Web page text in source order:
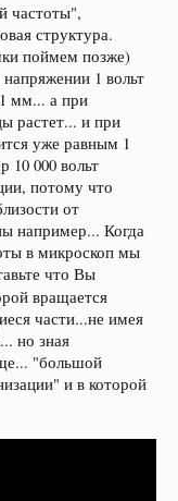
частоты",
структура.
поймем позже)
1 вольт
мм... а при
растет... и при
уже равным 1
000 вольт
потому что
от
например... Когда
в микроскоп мы
что Вы
вращается
части...не имея
но зная
"большой
и в которой